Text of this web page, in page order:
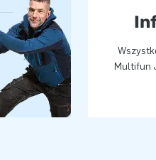
Kup swój Zamek
w czasie dinozaurów, z
Multifun